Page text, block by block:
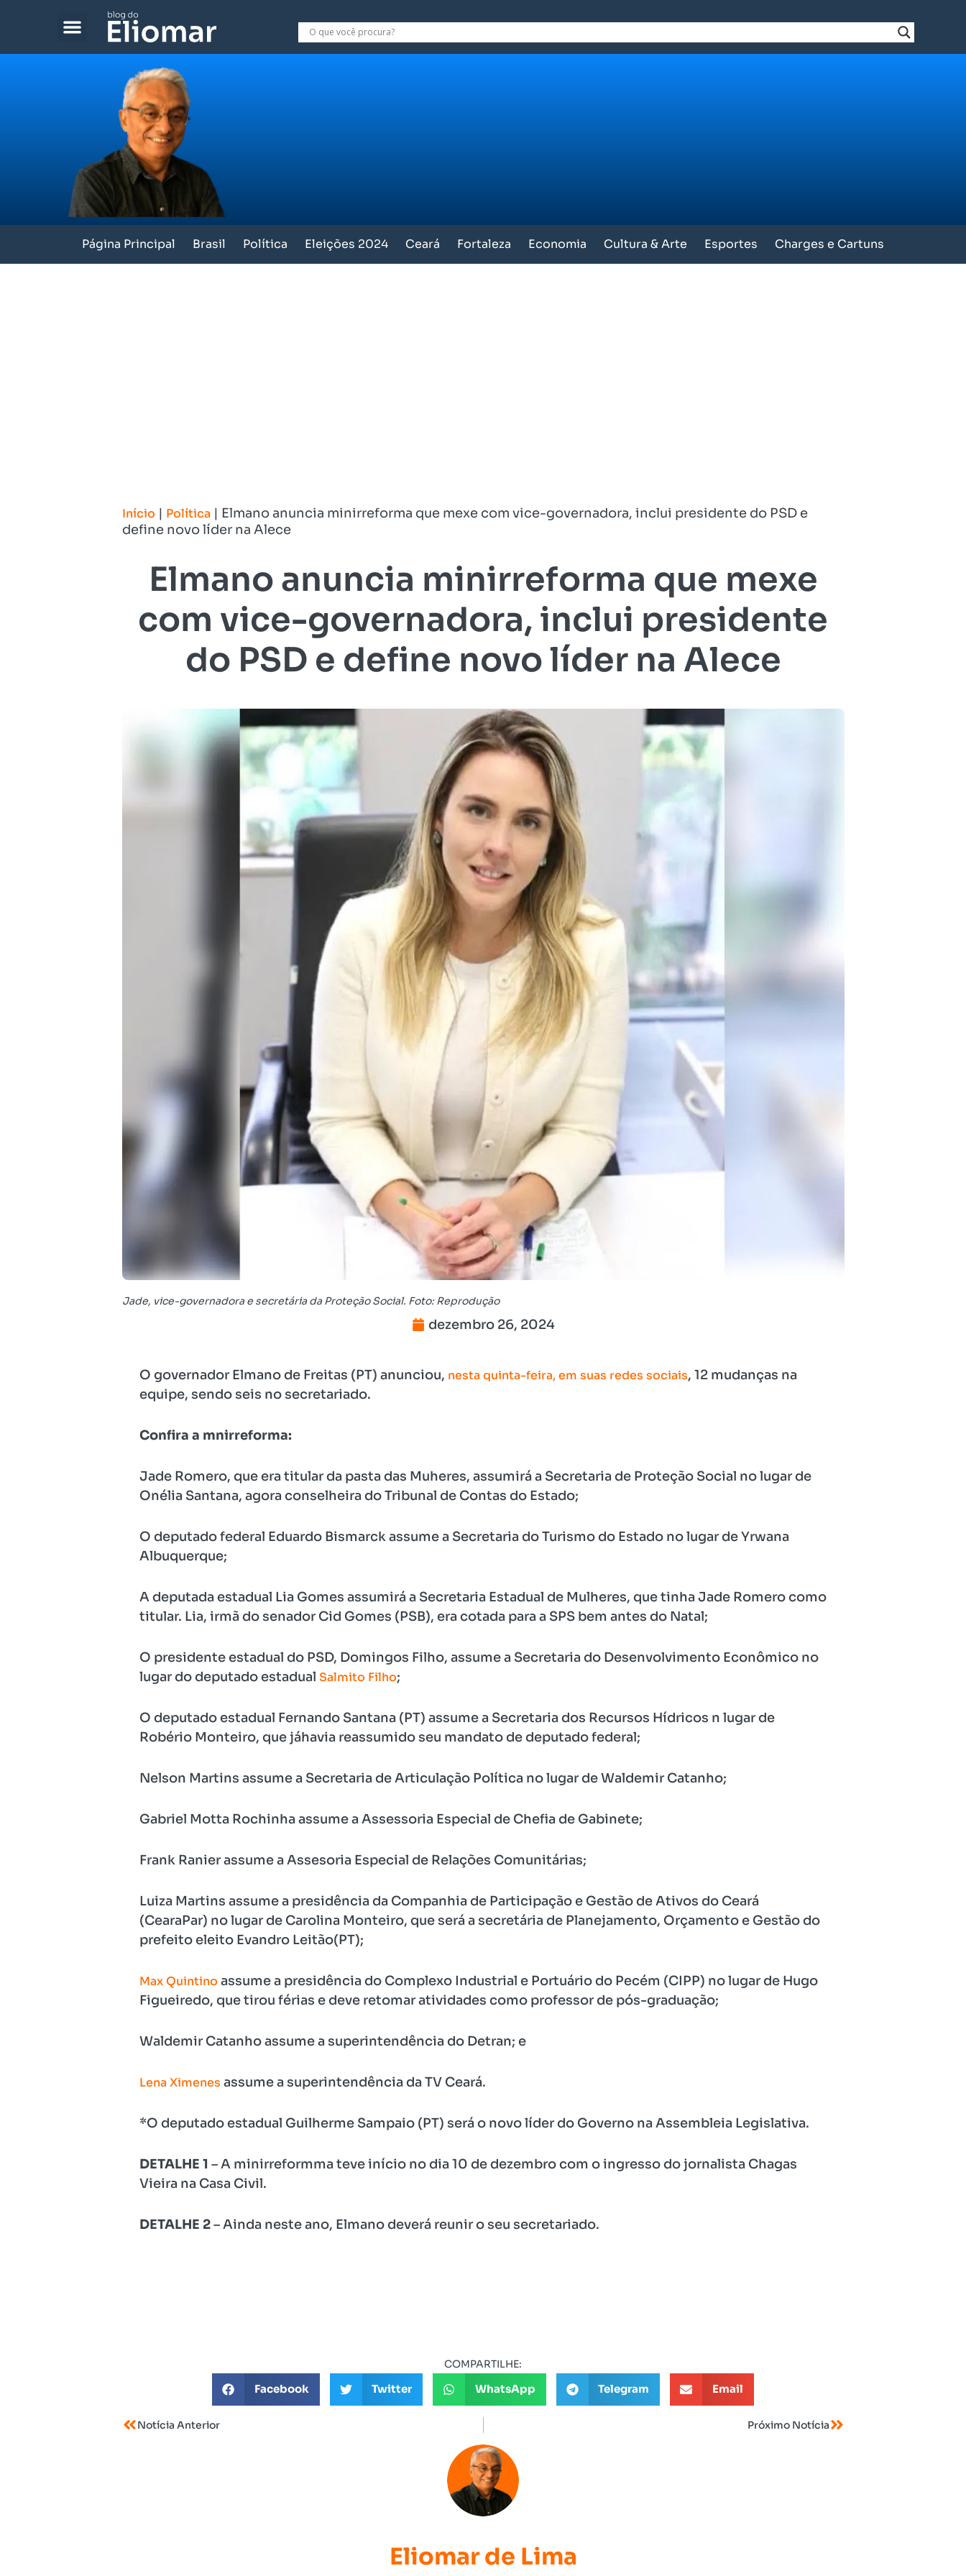
Página Principal Brasil Política Eleições 2024 Ceará Fortaleza Economia Cultura & Arte Esportes Charges e Cartuns
Início | Política | Elmano anuncia minirreforma que mexe com vice-governadora, inclui presidente do PSD e
define novo líder na Alece
Elmano anuncia minirreforma que mexe
com vice-governadora, inclui presidente
do PSD e define novo líder na Alece
Jade, vice-governadora e secretária da Proteção Social. Foto: Reprodução
dezembro 26, 2024
O governador Elmano de Freitas (PT) anunciou, nesta quinta-feira, em suas redes sociais, 12 mudanças na
equipe, sendo seis no secretariado.
Confira a mnirreforma:
Jade Romero, que era titular da pasta das Muheres, assumirá a Secretaria de Proteção Social no lugar de
Onélia Santana, agora conselheira do Tribunal de Contas do Estado;
O deputado federal Eduardo Bismarck assume a Secretaria do Turismo do Estado no lugar de Yrwana
Albuquerque;
A deputada estadual Lia Gomes assumirá a Secretaria Estadual de Mulheres, que tinha Jade Romero como
titular. Lia, irmã do senador Cid Gomes (PSB), era cotada para a SPS bem antes do Natal;
O presidente estadual do PSD, Domingos Filho, assume a Secretaria do Desenvolvimento Econômico no
lugar do deputado estadual Salmito Filho;
O deputado estadual Fernando Santana (PT) assume a Secretaria dos Recursos Hídricos n lugar de
Robério Monteiro, que jáhavia reassumido seu mandato de deputado federal;
Nelson Martins assume a Secretaria de Articulação Política no lugar de Waldemir Catanho;
Gabriel Motta Rochinha assume a Assessoria Especial de Chefia de Gabinete;
Frank Ranier assume a Assesoria Especial de Relações Comunitárias;
Luiza Martins assume a presidência da Companhia de Participação e Gestão de Ativos do Ceará
(CearaPar) no lugar de Carolina Monteiro, que será a secretária de Planejamento, Orçamento e Gestão do
prefeito eleito Evandro Leitão(PT);
Max Quintino assume a presidência do Complexo Industrial e Portuário do Pecém (CIPP) no lugar de Hugo
Figueiredo, que tirou férias e deve retomar atividades como professor de pós-graduação;
Waldemir Catanho assume a superintendência do Detran; e
Lena Ximenes assume a superintendência da TV Ceará.
*O deputado estadual Guilherme Sampaio (PT) será o novo líder do Governo na Assembleia Legislativa.
DETALHE 1 – A minirreformma teve início no dia 10 de dezembro com o ingresso do jornalista Chagas
Vieira na Casa Civil.
DETALHE 2– Ainda neste ano, Elmano deverá reunir o seu secretariado.
COMPARTILHE:
Facebook Twitter WhatsApp Telegram Email
Notícia Anterior Próximo Notícia
Eliomar de Lima